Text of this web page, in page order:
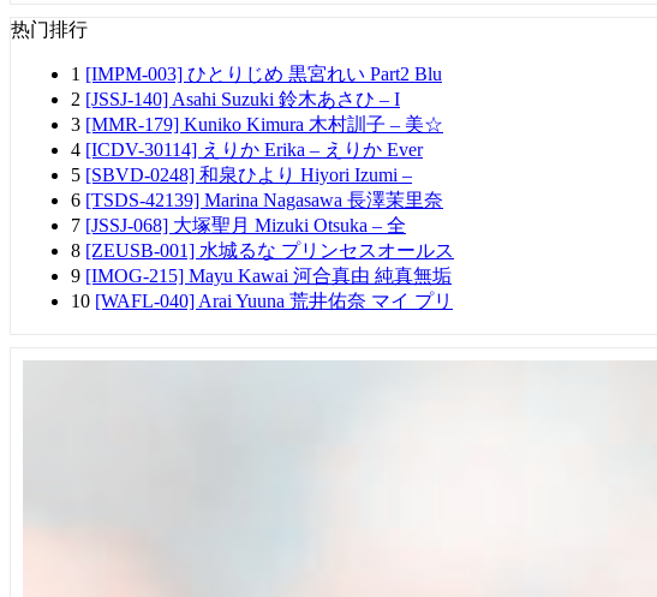
热门排行
1 [IMPM-003] ひとりじめ 黒宮れい Part2 Blu
2 [JSSJ-140] Asahi Suzuki 鈴木あさひ – I
3 [MMR-179] Kuniko Kimura 木村訓子 – 美☆
4 [ICDV-30114] えりか Erika – えりか Ever
5 [SBVD-0248] 和泉ひより Hiyori Izumi –
6 [TSDS-42139] Marina Nagasawa 長澤茉里奈
7 [JSSJ-068] 大塚聖月 Mizuki Otsuka – 全
8 [ZEUSB-001] 水城るな プリンセスオールス
9 [IMOG-215] Mayu Kawai 河合真由 純真無垢
10 [WAFL-040] Arai Yuuna 荒井佑奈 マイ プリ